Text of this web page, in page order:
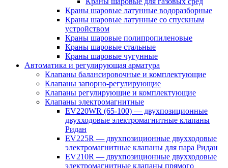
Краны шаровые латунные водоразборные
Краны шаровые латунные со спускным
устройством
Краны шаровые полипропиленовые
Краны шаровые стальные
Краны шаровые чугунные
Автоматика и регулирующая арматура
Клапаны балансировочные и комплектующие
Клапаны запорно-регулирующие
Клапаны регулирующие и комплектующие
Клапаны электромагнитные
EV220WR (65-100) — двухпозиционные
двухходовые электромагнитные клапаны
Ридан
EV225R — двухпозиционные двухходовые
электромагнитные клапаны для пара Ридан
EV210R — двухпозиционные двухходовые
электромагнитные клапаны прямого